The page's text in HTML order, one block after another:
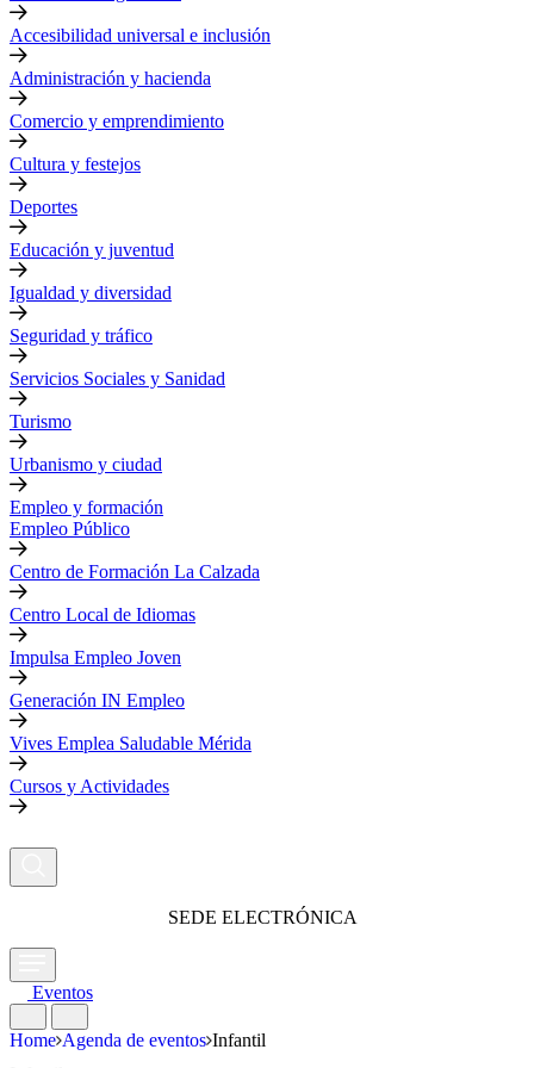
Accesibilidad universal e inclusión
Administración y hacienda
Comercio y emprendimiento
Cultura y festejos
Deportes
Educación y juventud
Igualdad y diversidad
Seguridad y tráfico
Servicios Sociales y Sanidad
Turismo
Urbanismo y ciudad
Empleo y formación
Empleo Público
Centro de Formación La Calzada
Centro Local de Idiomas
Impulsa Empleo Joven
Generación IN Empleo
Vives Emplea Saludable Mérida
Cursos y Actividades
SEDE ELECTRÓNICA
Eventos
Home Agenda de eventos Infantil